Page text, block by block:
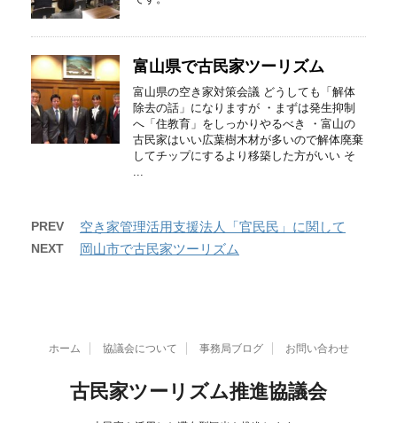
富山県で古民家ツーリズム
富山県の空き家対策会議 どうしても「解体
除去の話」になりますが ・まずは発生抑制
へ「住教育」をしっかりやるべき ・富山の
古民家はいい広葉樹木材が多いので解体廃棄
してチップにするより移築した方がいい そ
...
PREV 空き家管理活用支援法人「官民民」に関して
NEXT 岡山市で古民家ツーリズム
ホーム 協議会について 事務局ブログ お問い合わせ
古民家ツーリズム推進協議会